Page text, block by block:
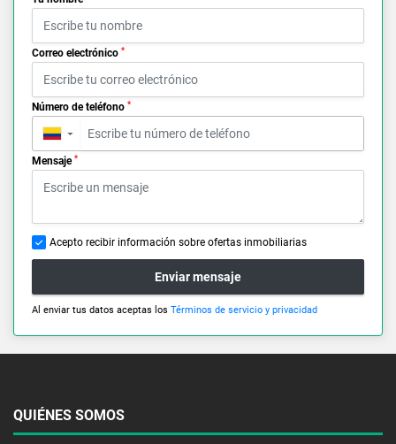
Correo electrónico *
Número de teléfono *
▼
Mensaje *
Acepto recibir información sobre ofertas inmobiliarias
Enviar mensaje
Al enviar tus datos aceptas los Términos de servicio y privacidad
QUIÉNES SOMOS